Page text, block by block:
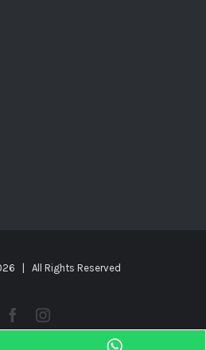
| All Rights Reserved
FacebookInstagram